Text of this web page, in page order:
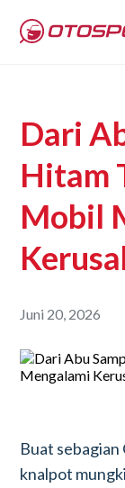
Dari
Hitam
Mobil
Juni 20, 2026
Buat
knalpot